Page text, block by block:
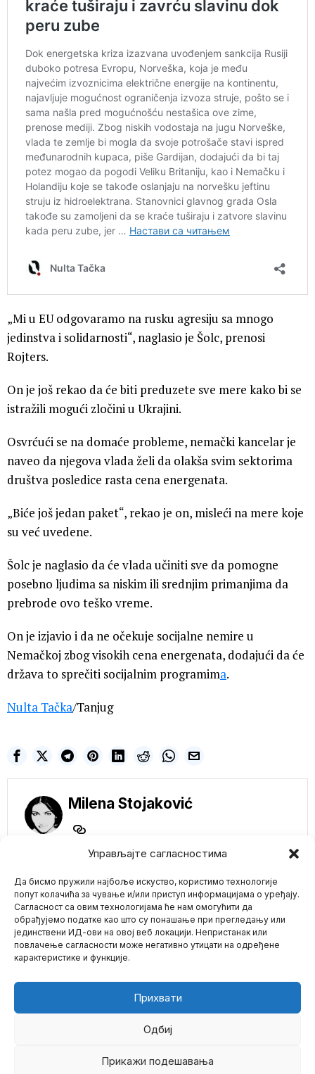
Управљајте сагласностима
Да бисмо пружили најбоље искуство, користимо технологије
попут колачића за чување и/или приступ информацијама о уређају.
Сагласност са овим технологијама ће нам омогућити да
обрађујемо податке као што су понашање при прегледању или
јединствени ИД-ови на овој веб локацији. Непристанак или
повлачење сагласности може негативно утицати на одређене
карактеристике и функције.
Прихвати
Одбиј
Прикажи подешавања
„Mi u EU odgovaramo na rusku agresiju sa mnogo
jedinstva i solidarnosti“, naglasio je Šolc, prenosi
Rojters.
On je još rekao da će biti preduzete sve mere kako bi se
istražili mogući zločini u Ukrajini.
Osvrćući se na domaće probleme, nemački kancelar je
naveo da njegova vlada želi da olakša svim sektorima
društva posledice rasta cena energenata.
„Biće još jedan paket“, rekao je on, misleći na mere koje
su već uvedene.
Šolc je naglasio da će vlada učiniti sve da pomogne
posebno ljudima sa niskim ili srednjim primanjima da
prebrode ovo teško vreme.
On je izjavio i da ne očekuje socijalne nemire u
Nemačkoj zbog visokih cena energenata, dodajući da će
država to sprečiti socijalnim programima.
Nulta Tačka/Tanjug
Milena Stojaković
Mario zna Youtube
2026- Sva prava zadržana.
Perjanica Svetskog
ekonomskog foruma
Harari: Elite će izbeći
masovno izumiranje u
„tehnološkoj Nojevoj
barci“
Globalna elita i njeni
„potop“ u
Bajerov Monsanto
mora da plati 1,5
milijardi dolara u
najnovijoj presudi
porota u Misuriju naložila